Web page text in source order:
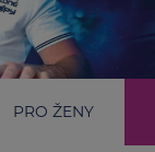
PRO ŽENY